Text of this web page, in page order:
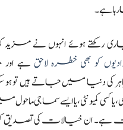
ہے۔
رکھتے ہوئے انہوں نے
کو بھی خطرہ لاحق ہے
کی دنیا میں جاتے ہیں تو
کسی کمیونٹی، یا ایسے سماجی
ان خیالات کی تصدیق